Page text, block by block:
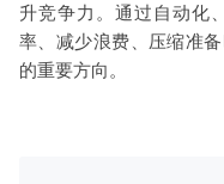
升竞争力。通过自动化
率、减少浪费、压缩准
的重要方向。